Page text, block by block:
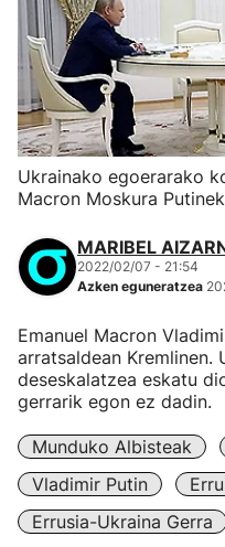
Ukrainako egoerarako
Macron Moskura
MARIBEL
2022/02/07 - 21:54
Azken eguneratzea
Emanuel Macron
arratsaldean Kremlinen.
deseskalatzea eskatu
gerrarik egon ez dadin.
Munduko Albisteak
Vladimir Putin
Errusia-Ukraina Gerra